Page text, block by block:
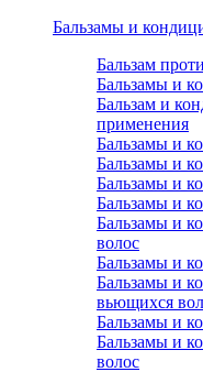
Бальзамы и
Бальзам
Бальзамы и
Бальзам и
применения
Бальзамы и
Бальзамы и
Бальзамы и
Бальзамы и
Бальзамы и
волос
Бальзамы и
Бальзамы и
вьющихся
Бальзамы и
Бальзамы и
волос